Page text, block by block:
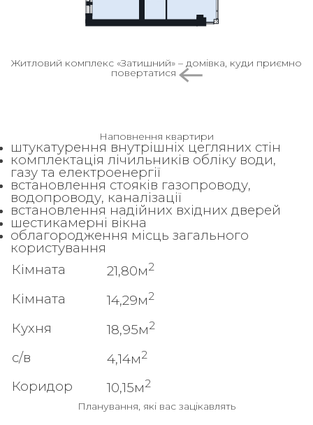
Житловий комплекс «Затишний» – домівка, куди приємно
повертатися
Наповнення квартири
штукатурення внутрішніх цегляних стін
комплектація лічильників обліку води,
газу та електроенергії
встановлення стояків газопроводу,
водопроводу, каналізації
встановлення надійних вхідних дверей
шестикамерні вікна
облагородження місць загального
користування
Кімната
21,80м2
Кімната 14,29м2
Кухня 18,95м2
с/в 4,14м2
Коридор 10,15м2
Планування, які вас зацікавлять